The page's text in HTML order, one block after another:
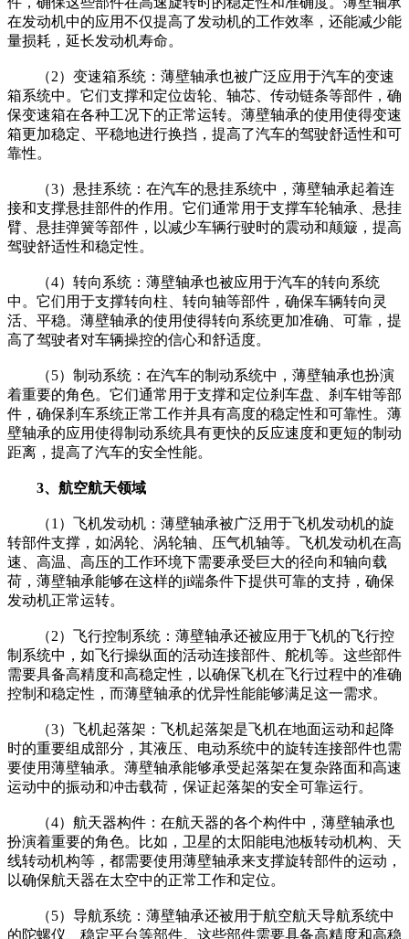
在发动机中的应用不仅提高了发动机的工作效率，还能减少能
量损耗，延长发动机寿命。
（2）变速箱系统：薄壁轴承也被广泛应用于汽车的变速
箱系统中。它们支撑和定位齿轮、轴芯、传动链条等部件，确
保变速箱在各种工况下的正常运转。薄壁轴承的使用使得变速
箱更加稳定、平稳地进行换挡，提高了汽车的驾驶舒适性和可
靠性。
（3）悬挂系统：在汽车的悬挂系统中，薄壁轴承起着连
接和支撑悬挂部件的作用。它们通常用于支撑车轮轴承、悬挂
臂、悬挂弹簧等部件，以减少车辆行驶时的震动和颠簸，提高
驾驶舒适性和稳定性。
（4）转向系统：薄壁轴承也被应用于汽车的转向系统
中。它们用于支撑转向柱、转向轴等部件，确保车辆转向灵
活、平稳。薄壁轴承的使用使得转向系统更加准确、可靠，提
高了驾驶者对车辆操控的信心和舒适度。
（5）制动系统：在汽车的制动系统中，薄壁轴承也扮演
着重要的角色。它们通常用于支撑和定位刹车盘、刹车钳等部
件，确保刹车系统正常工作并具有高度的稳定性和可靠性。薄
壁轴承的应用使得制动系统具有更快的反应速度和更短的制动
距离，提高了汽车的安全性能。
3、航空航天领域
（1）飞机发动机：薄壁轴承被广泛用于飞机发动机的旋
转部件支撑，如涡轮、涡轮轴、压气机轴等。飞机发动机在高
速、高温、高压的工作环境下需要承受巨大的径向和轴向载
荷，薄壁轴承能够在这样的ji端条件下提供可靠的支持，确保
发动机正常运转。
（2）飞行控制系统：薄壁轴承还被应用于飞机的飞行控
制系统中，如飞行操纵面的活动连接部件、舵机等。这些部件
需要具备高精度和高稳定性，以确保飞机在飞行过程中的准确
控制和稳定性，而薄壁轴承的优异性能能够满足这一需求。
（3）飞机起落架：飞机起落架是飞机在地面运动和起降
时的重要组成部分，其液压、电动系统中的旋转连接部件也需
要使用薄壁轴承。薄壁轴承能够承受起落架在复杂路面和高速
运动中的振动和冲击载荷，保证起落架的安全可靠运行。
（4）航天器构件：在航天器的各个构件中，薄壁轴承也
扮演着重要的角色。比如，卫星的太阳能电池板转动机构、天
线转动机构等，都需要使用薄壁轴承来支撑旋转部件的运动，
以确保航天器在太空中的正常工作和定位。
（5）导航系统：薄壁轴承还被用于航空航天导航系统中
的陀螺仪、稳定平台等部件。这些部件需要具备高精度和高稳